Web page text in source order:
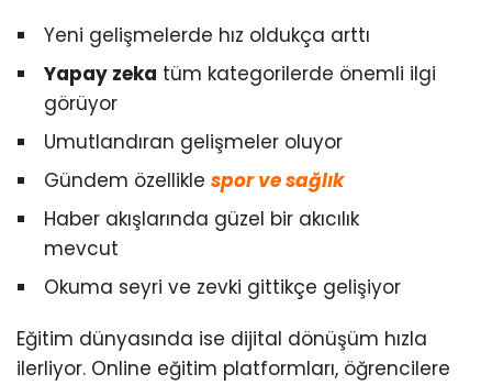
Yeni gelişmelerde hız oldukça arttı
Yapay zeka tüm kategorilerde önemli ilgi
görüyor
Umutlandıran gelişmeler oluyor
Gündem özellikle spor ve sağlık
Haber akışlarında güzel bir akıcılık
mevcut
Okuma seyri ve zevki gittikçe gelişiyor
Eğitim dünyasında ise dijital dönüşüm hızla
ilerliyor. Online eğitim platformları, öğrencilere